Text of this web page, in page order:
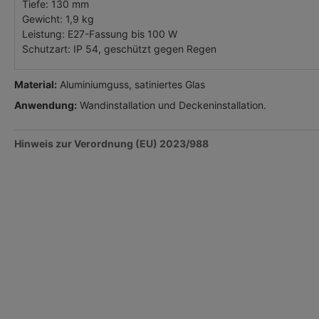
Tiefe: 130 mm
Gewicht: 1,9 kg
Leistung: E27-Fassung bis 100 W
Schutzart: IP 54, geschützt gegen Regen
Material: Aluminiumguss, satiniertes Glas
Anwendung: Wandinstallation und Deckeninstallation.
Hinweis zur Verordnung (EU) 2023/988